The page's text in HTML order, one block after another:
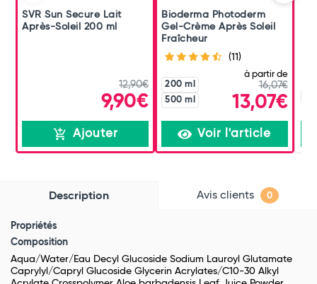
SVR Sun Secure Lait
Après-Soleil 200 ml
12,90€
9,90€
Ajouter
Bioderma Photoderm
Gel-Crème Après Soleil
Fraîcheur
(11)
200 ml
500 ml
à partir de
16,07€
13,07€
Voir l'article
Description Avis clients 0
Propriétés
Composition
Aqua/Water/Eau Decyl Glucoside Sodium Lauroyl Glutamate
Caprylyl/Capryl Glucoside Glycerin Acrylates/C10-30 Alkyl